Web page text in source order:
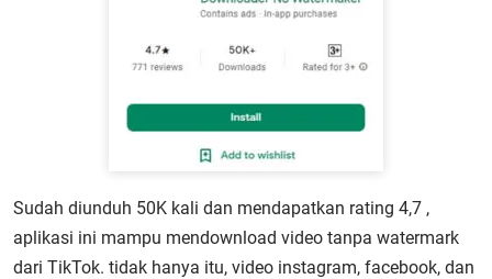
Sudah diunduh 50K kali dan mendapatkan rating 4,7 ,
aplikasi ini mampu mendownload video tanpa watermark
dari TikTok. tidak hanya itu, video instagram, facebook, dan